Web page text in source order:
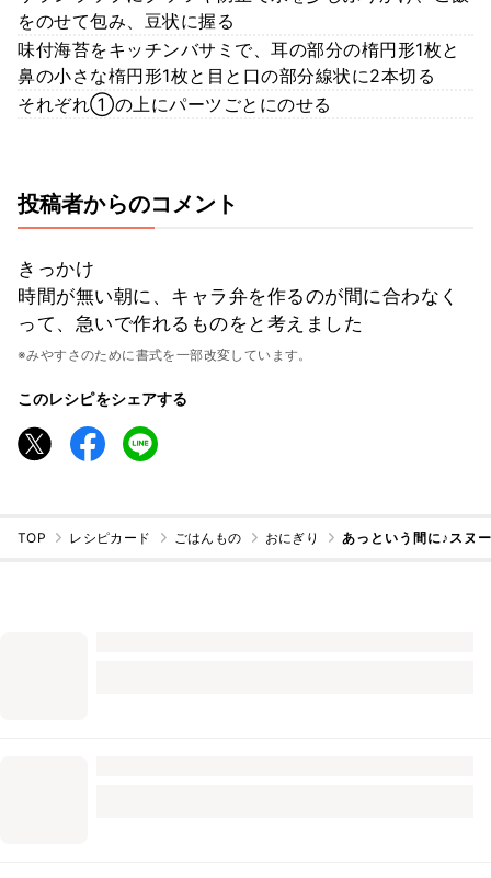
をのせて包み、豆状に握る
味付海苔をキッチンバサミで、耳の部分の楕円形1枚と
鼻の小さな楕円形1枚と目と口の部分線状に2本切る
それぞれ①の上にパーツごとにのせる
投稿者からのコメント
きっかけ
時間が無い朝に、キャラ弁を作るのが間に合わなく
って、急いで作れるものをと考えました
※みやすさのために書式を一部改変しています。
このレシピをシェアする
TOP レシピカード ごはんもの おにぎり あっという間に♪スヌ